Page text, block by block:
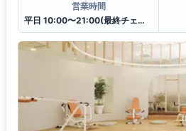
営業時間
平日 10:00〜21:00(最終チェックイン20:30)